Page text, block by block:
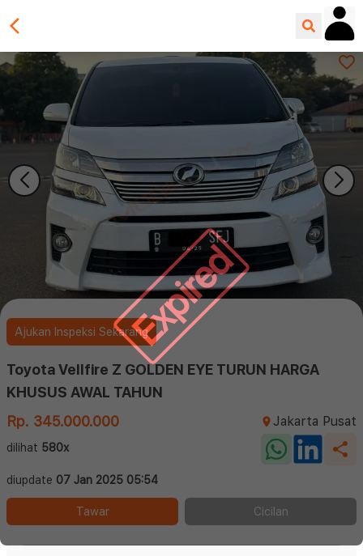
Expired
Ajukan Inspeksi Sekarang
Toyota Vellfire Z GOLDEN EYE TURUN HARGA
KHUSUS AWAL TAHUN
Rp. 345.000.000
Jakarta Pusat
dilihat 580x
diupdate 07 Jan 2025 05:54
Tawar Cicilan